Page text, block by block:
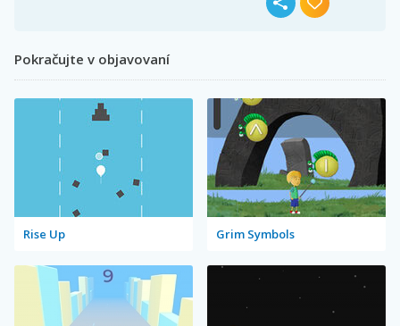
Pokračujte v objavovaní
Rise Up Grim Symbols